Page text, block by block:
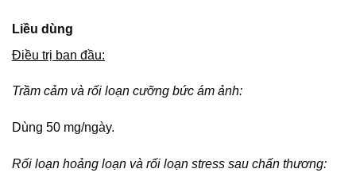
Liều dùng
Điều trị ban đầu:
Trầm cảm và rối loạn cưỡng bức ám ảnh:
Dùng 50 mg/ngày.
Rối loạn hoảng loạn và rối loạn stress sau chấn thương: